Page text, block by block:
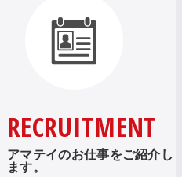
RECRUITMENT
アマテイのお仕事をご紹介し
ます。